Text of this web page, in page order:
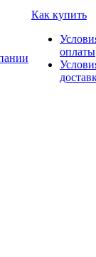
Как купить
оплаты